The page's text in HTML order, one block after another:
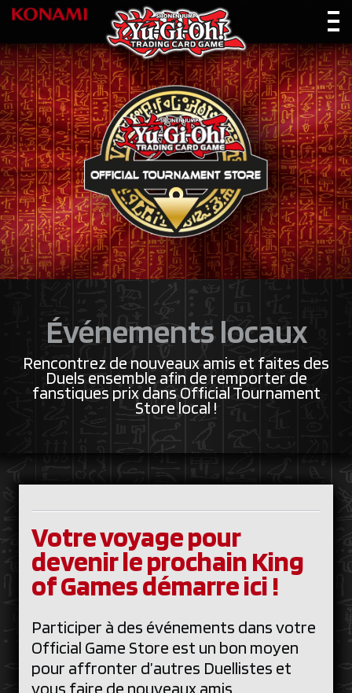
Événements locaux
Rencontrez de nouveaux amis et faites des
Duels ensemble afin de remporter de
fanstiques prix dans Official Tournament
Store local !
Votre voyage pour
devenir le prochain King
of Games démarre ici !
Participer à des événements dans votre
Official Game Store est un bon moyen
pour affronter d’autres Duellistes et
vous faire de nouveaux amis.